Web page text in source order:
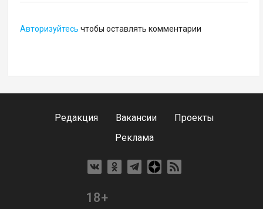
Авторизуйтесь чтобы оставлять комментарии
Редакция Вакансии
Проекты
Реклама
18+